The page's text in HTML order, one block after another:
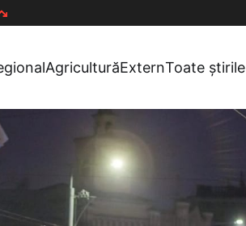
AgriculturăExternToate știrile